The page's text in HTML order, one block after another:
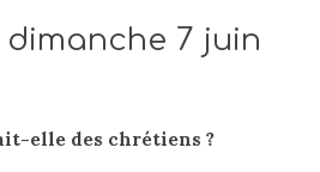
7 juin
elle des chrétiens ?